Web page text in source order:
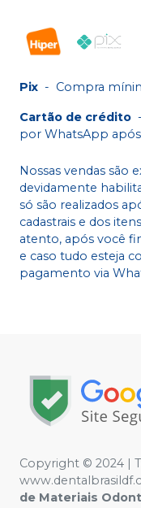
Pix - Compra
Cartão de crédito -
por WhatsApp
Nossas vendas são
devidamente
só são realizados
cadastrais e dos
atento, após você
e caso tudo esteja
pagamento via
Copyright © 2024 |
de Materiais